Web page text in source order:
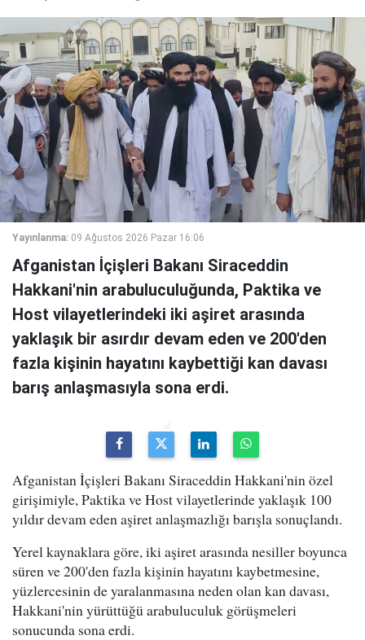
Yayınlanma: 09 Ağustos 2026 Pazar 16:06
Afganistan İçişleri Bakanı Siraceddin
Hakkani'nin arabuluculuğunda, Paktika ve
Host vilayetlerindeki iki aşiret arasında
yaklaşık bir asırdır devam eden ve 200'den
fazla kişinin hayatını kaybettiği kan davası
barış anlaşmasıyla sona erdi.
Afganistan İçişleri Bakanı Siraceddin Hakkani'nin özel
girişimiyle, Paktika ve Host vilayetlerinde yaklaşık 100
yıldır devam eden aşiret anlaşmazlığı barışla sonuçlandı.
Yerel kaynaklara göre, iki aşiret arasında nesiller boyunca
süren ve 200'den fazla kişinin hayatını kaybetmesine,
yüzlercesinin de yaralanmasına neden olan kan davası,
Hakkani'nin yürüttüğü arabuluculuk görüşmeleri
sonucunda sona erdi.